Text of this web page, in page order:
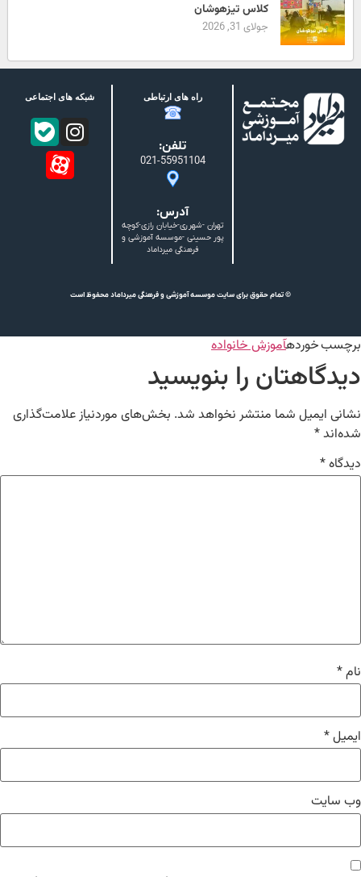
کلاس تیزهوشان
جولای 31, 2026
راه های ارتباطی
تلفن:
021-55951104
آدرس:
تهران -شهرری-خیابان رازی-کوچه
پور حسینی -موسسه آموزشی و
فرهنگی میرداماد
شبکه های اجتماعی
© تمام حقوق برای سایت موسسه آموزشی و فرهنگی میرداماد محفوظ است
برچسب خوردهآموزش خانواده
دیدگاهتان را بنویسید
نشانی ایمیل شما منتشر نخواهد شد. بخش‌های موردنیاز علامت‌گذاری
شده‌اند*
دیدگاه*
نام*
ایمیل*
وب‌ سایت